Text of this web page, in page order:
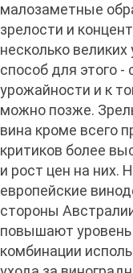
малозаметные
зрелости и
несколько
способ для этого -
урожайности и к
можно позже.
вина кроме всего
критиков более
и рост цен на них.
европейские
стороны
повышают уровень
комбинации